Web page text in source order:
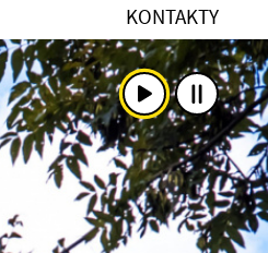
KONTAKTY